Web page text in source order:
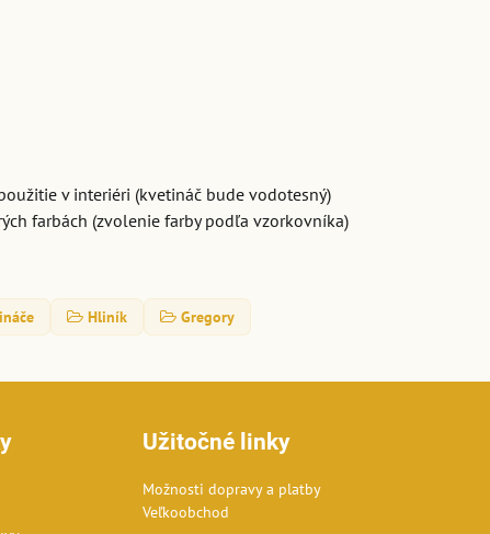
v interiéri (kvetináč bude vodotesný)
farbách (zvolenie farby podľa vzorkovníka)
Hliník Gregory
Užitočné linky
Možnosti dopravy a platby
Veľkoobchod